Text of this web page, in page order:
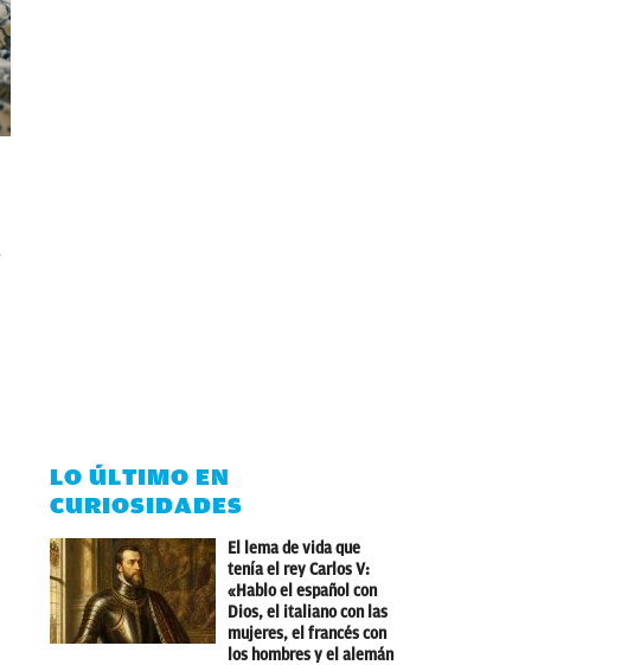
LO ÚLTIMO EN
CURIOSIDADES
El lema de vida que
tenía el rey Carlos V:
«Hablo el español con
Dios, el italiano con las
mujeres, el francés con
los hombres y el alemán